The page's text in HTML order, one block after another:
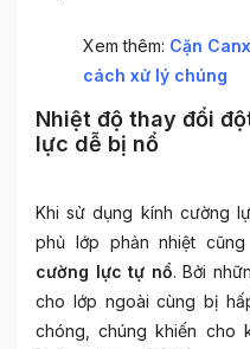
Xem thêm: Cặn
cách xử lý chúng
Nhiệt độ thay đổi
lực dễ bị nổ
Khi sử dụng kính cường
phủ lớp phản nhiệt
cường lực tự nổ. Bởi
cho lớp ngoài cùng bị
chóng, chúng khiến cho